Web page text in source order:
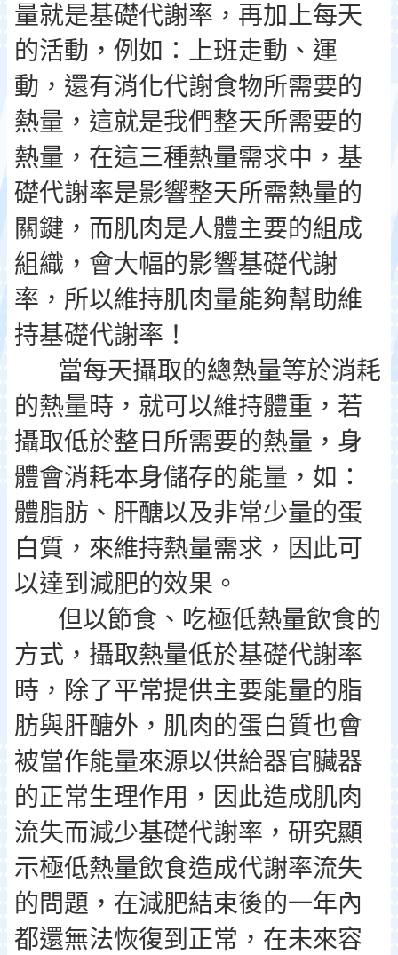
量就是基礎代謝率，再加上每天
的活動，例如：上班走動、運
動，還有消化代謝食物所需要的
熱量，這就是我們整天所需要的
熱量，在這三種熱量需求中，基
礎代謝率是影響整天所需熱量的
關鍵，而肌肉是人體主要的組成
組織，會大幅的影響基礎代謝
率，所以維持肌肉量能夠幫助維
持基礎代謝率！
當每天攝取的總熱量等於消耗
的熱量時，就可以維持體重，若
攝取低於整日所需要的熱量，身
體會消耗本身儲存的能量，如：
體脂肪、肝醣以及非常少量的蛋
白質，來維持熱量需求，因此可
以達到減肥的效果。
但以節食、吃極低熱量飲食的
方式，攝取熱量低於基礎代謝率
時，除了平常提供主要能量的脂
肪與肝醣外，肌肉的蛋白質也會
被當作能量來源以供給器官臟器
的正常生理作用，因此造成肌肉
流失而減少基礎代謝率，研究顯
示極低熱量飲食造成代謝率流失
的問題，在減肥結束後的一年內
都還無法恢復到正常，在未來容